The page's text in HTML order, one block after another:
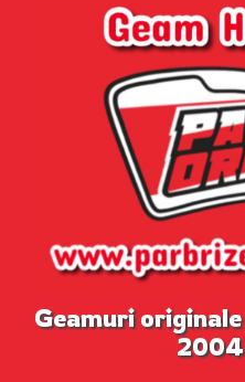
Geamuri